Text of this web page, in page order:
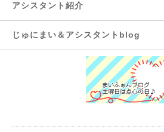
アシスタント紹介
じゅにまい＆アシスタントblog